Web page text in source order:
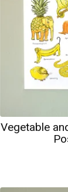
Vegetable